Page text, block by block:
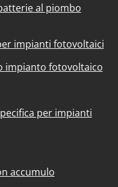
al piombo
impianti fotovoltaici
impianto fotovoltaico
per impianti
accumulo